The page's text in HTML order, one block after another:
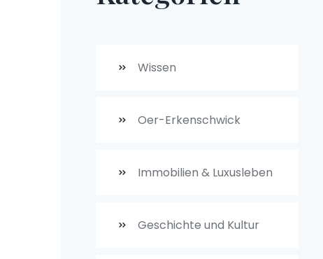
Wissen
Oer-Erkenschwick
Immobilien & Luxusleben
Geschichte und Kultur